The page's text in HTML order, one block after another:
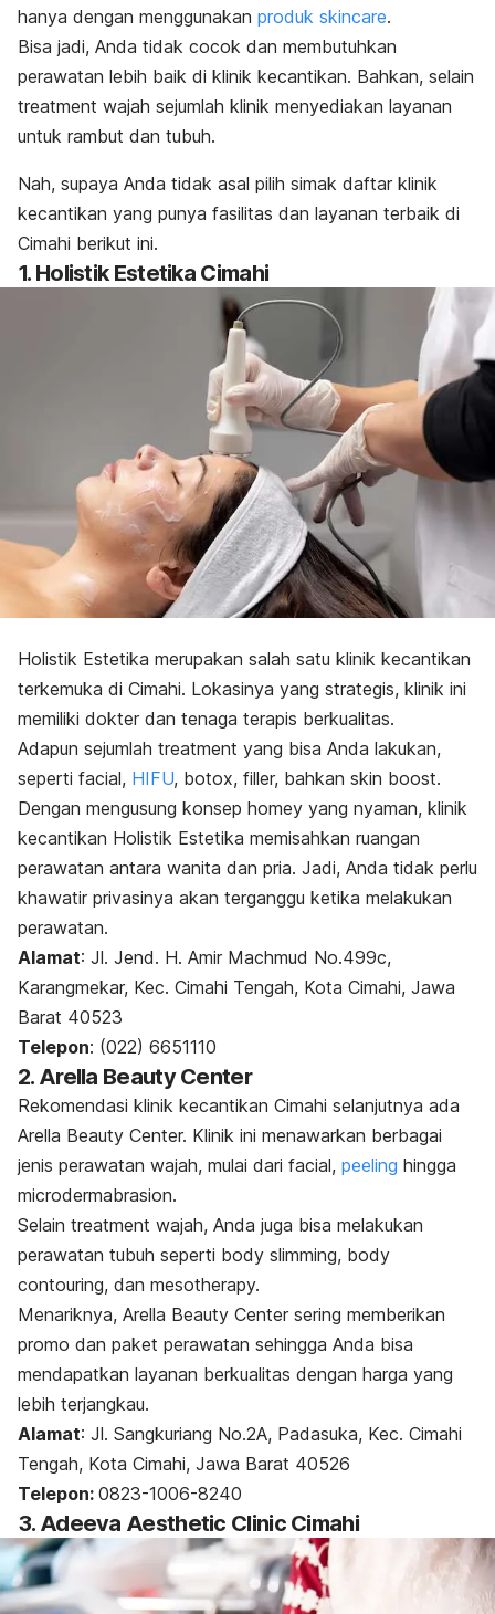
hanya dengan menggunakan produk skincare.
Bisa jadi, Anda tidak cocok dan membutuhkan
perawatan lebih baik di klinik kecantikan. Bahkan, selain
treatment wajah sejumlah klinik menyediakan layanan
untuk rambut dan tubuh.
Nah, supaya Anda tidak asal pilih simak daftar klinik
kecantikan yang punya fasilitas dan layanan terbaik di
Cimahi berikut ini.
1. Holistik Estetika Cimahi
Holistik Estetika merupakan salah satu klinik kecantikan
terkemuka di Cimahi. Lokasinya yang strategis, klinik ini
memiliki dokter dan tenaga terapis berkualitas.
Adapun sejumlah treatment yang bisa Anda lakukan,
seperti facial, HIFU, botox, filler, bahkan skin boost.
Dengan mengusung konsep homey yang nyaman, klinik
kecantikan Holistik Estetika memisahkan ruangan
perawatan antara wanita dan pria. Jadi, Anda tidak perlu
khawatir privasinya akan terganggu ketika melakukan
perawatan.
Alamat: Jl. Jend. H. Amir Machmud No.499c,
Karangmekar, Kec. Cimahi Tengah, Kota Cimahi, Jawa
Barat 40523
Telepon: (022) 6651110
2. Arella Beauty Center
Rekomendasi klinik kecantikan Cimahi selanjutnya ada
Arella Beauty Center. Klinik ini menawarkan berbagai
jenis perawatan wajah, mulai dari facial, peeling hingga
microdermabrasion.
Selain treatment wajah, Anda juga bisa melakukan
perawatan tubuh seperti body slimming, body
contouring, dan mesotherapy.
Menariknya, Arella Beauty Center sering memberikan
promo dan paket perawatan sehingga Anda bisa
mendapatkan layanan berkualitas dengan harga yang
lebih terjangkau.
Alamat: Jl. Sangkuriang No.2A, Padasuka, Kec. Cimahi
Tengah, Kota Cimahi, Jawa Barat 40526
Telepon: 0823-1006-8240
3. Adeeva Aesthetic Clinic Cimahi